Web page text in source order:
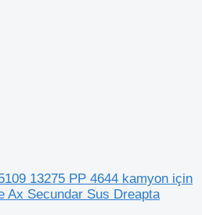
13275 PP 4644 kamyon için
Ax Secundar Sus Dreapta